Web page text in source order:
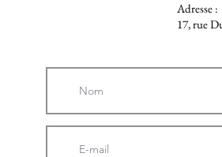
Adresse :
17, rue